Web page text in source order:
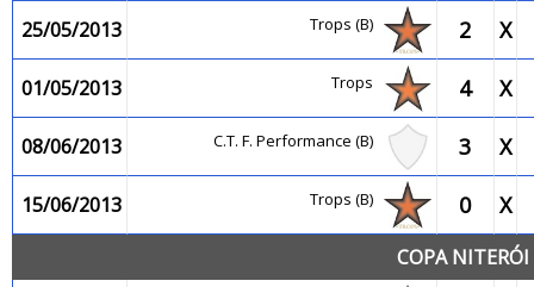
25/05/2013 Trops (B) 2 X
01/05/2013 Trops 4 X
08/06/2013 C.T. F. Performance (B) 3 X
15/06/2013 Trops (B) 0 X
COPA